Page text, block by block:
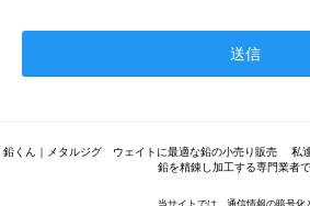
鉛くん｜メタルジグ ウェイトに最適な鉛の小売り販売 私
鉛を精錬し加工する専門業者で
当サイトでは、通信情報の暗号